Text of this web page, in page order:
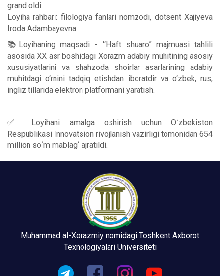
grand oldi.
Loyiha rahbari: filologiya fanlari nomzodi, dotsent Xajiyeva
Iroda Adambayevna
📚Loyihaning maqsadi - “Haft shuaro” majmuasi tahlili
asosida XX asr boshidagi Xorazm adabiy muhitining asosiy
xususiyatlarini va shahzoda shoirlar asarlarining adabiy
muhitdagi o‘rnini tadqiq etishdan iboratdir va o‘zbek, rus,
ingliz tillarida elektron platformani yaratish.
✅ Loyihani amalga oshirish uchun Oʻzbekiston
Respublikasi Innovatsion rivojlanish vazirligi tomonidan 654
million soʻm mablagʻ ajratildi.
Muhammad al-Xorazmiy nomidagi Toshkent Axborot
Texnologiyalari Universiteti